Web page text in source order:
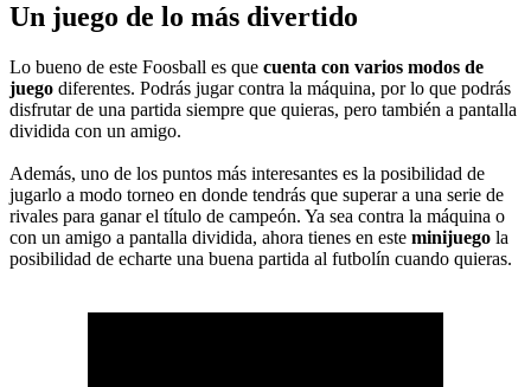
Un juego de lo más divertido
Lo bueno de este Foosball es que cuenta con varios modos de
juego diferentes. Podrás jugar contra la máquina, por lo que podrás
disfrutar de una partida siempre que quieras, pero también a pantalla
dividida con un amigo.
Además, uno de los puntos más interesantes es la posibilidad de
jugarlo a modo torneo en donde tendrás que superar a una serie de
rivales para ganar el título de campeón. Ya sea contra la máquina o
con un amigo a pantalla dividida, ahora tienes en este minijuego la
posibilidad de echarte una buena partida al futbolín cuando quieras.